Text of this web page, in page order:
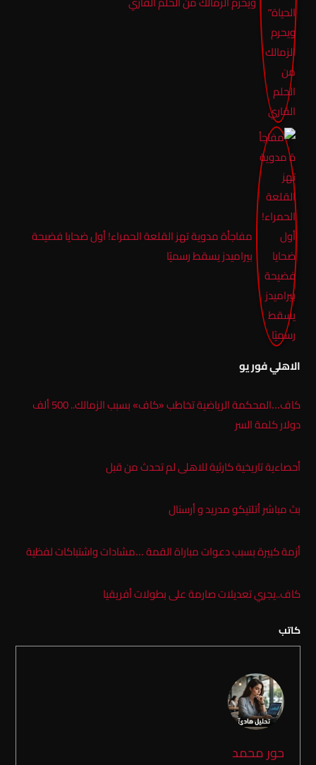
مفاجأة مدوية تهز القلعة الحمراء! أول ضحايا فضيحة
بيراميدز يسقط رسميًا
الاهلي فور يو
كاف…المحكمة الرياضية تخاطب «كاف» بسبب الزمالك.. 500 ألف
دولار كلمة السر
أحصاءية تاريخية كارثية للاهلى لم تحدث من قبل
بث مباشر أتلتيكو مدريد و أرسنال
أزمة كبيرة بسبب دعوات مباراة القمة …مشادات واشتباكات لفظية
كاف..يجري تعديلات صارمة على بطولات أفريقيا
كاتب
حور محمد